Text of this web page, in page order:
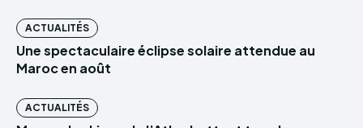
ACTUALITÉS
Une spectaculaire éclipse solaire attendue au
Maroc en août
ACTUALITÉS